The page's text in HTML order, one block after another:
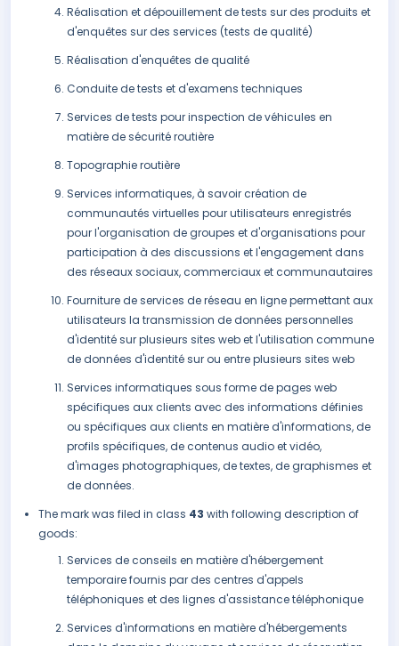
Réalisation et dépouillement de tests sur des produits et
d'enquêtes sur des services (tests de qualité)
Réalisation d'enquêtes de qualité
Conduite de tests et d'examens techniques
Services de tests pour inspection de véhicules en
matière de sécurité routière
Topographie routière
Services informatiques, à savoir création de
communautés virtuelles pour utilisateurs enregistrés
pour l'organisation de groupes et d'organisations pour
participation à des discussions et l'engagement dans
des réseaux sociaux, commerciaux et communautaires
Fourniture de services de réseau en ligne permettant aux
utilisateurs la transmission de données personnelles
d'identité sur plusieurs sites web et l'utilisation commune
de données d'identité sur ou entre plusieurs sites web
Services informatiques sous forme de pages web
spécifiques aux clients avec des informations définies
ou spécifiques aux clients en matière d'informations, de
profils spécifiques, de contenus audio et vidéo,
d'images photographiques, de textes, de graphismes et
de données.
The mark was filed in class 43 with following description of
goods:
Services de conseils en matière d'hébergement
temporaire fournis par des centres d'appels
téléphoniques et des lignes d'assistance téléphonique
Services d'informations en matière d'hébergements